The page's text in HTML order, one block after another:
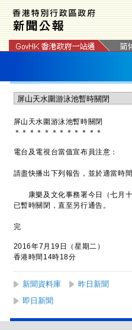
屏山天水圍游泳池暫時關閉
＊ ＊ ＊ ＊ ＊ ＊ ＊ ＊ ＊ ＊ ＊ ＊
電台及電視台當值宣布員注意：
請盡快播出下列報告，並於適當時
康樂及文化事務署今日（七月十
已暫時關閉，直至另行通告。
完
2016年7月19日（星期二）
香港時間14時18分
新聞資料庫
昨日新聞
即日新聞